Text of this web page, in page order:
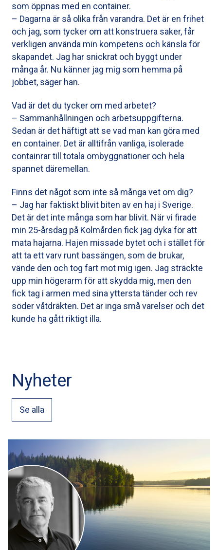
som öppnas med en container.
– Dagarna är så olika från varandra. Det är en frihet
och jag, som tycker om att konstruera saker, får
verkligen använda min kompetens och känsla för
skapandet. Jag har snickrat och byggt under
många år. Nu känner jag mig som hemma på
jobbet, säger han.
Vad är det du tycker om med arbetet?
– Sammanhållningen och arbetsuppgifterna.
Sedan är det häftigt att se vad man kan göra med
en container. Det är alltifrån vanliga, isolerade
containrar till totala ombyggnationer och hela
spannet däremellan.
Finns det något som inte så många vet om dig?
– Jag har faktiskt blivit biten av en haj i Sverige.
Det är det inte många som har blivit. När vi firade
min 25-årsdag på Kolmården fick jag dyka för att
mata hajarna. Hajen missade bytet och i stället för
att ta ett varv runt bassängen, som de brukar,
vände den och tog fart mot mig igen. Jag sträckte
upp min högerarm för att skydda mig, men den
fick tag i armen med sina yttersta tänder och rev
söder våtdräkten. Det är inga små varelser och det
kunde ha gått riktigt illa.
Nyheter
Se alla